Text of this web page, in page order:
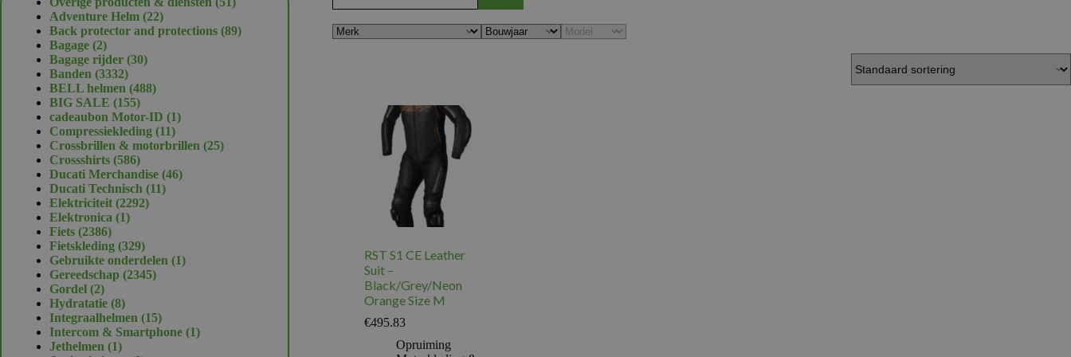
RST S1 CE Leather
Suit –
Black/Grey/Neon
Orange Size M
€495.83
Opruiming
Adventure Helm 2222
producten
Back protector and protections 8989
Bagage 22
producten
Bagage rijder 3030
Banden 33323332
producten
BELL helmen 488488
BIG SALE 155155
producten
cadeaubon Motor-ID 11
Compressiekleding 1111
producten
Crossbrillen & motorbrillen 2525
Crossshirts 586586
producten
Ducati Merchandise 4646
Ducati Technisch 1111
Elektriciteit 22922292
Elektronica 11
Fiets 23862386
producten
Fietskleding 329329
producten
Gebruikte onderdelen 11
Gereedschap 23452345
Gordel 22
producten
Hydratatie 88
producten
Integraalhelmen 1515
producten
Intercom & Smartphone 11
Jethelmen 11